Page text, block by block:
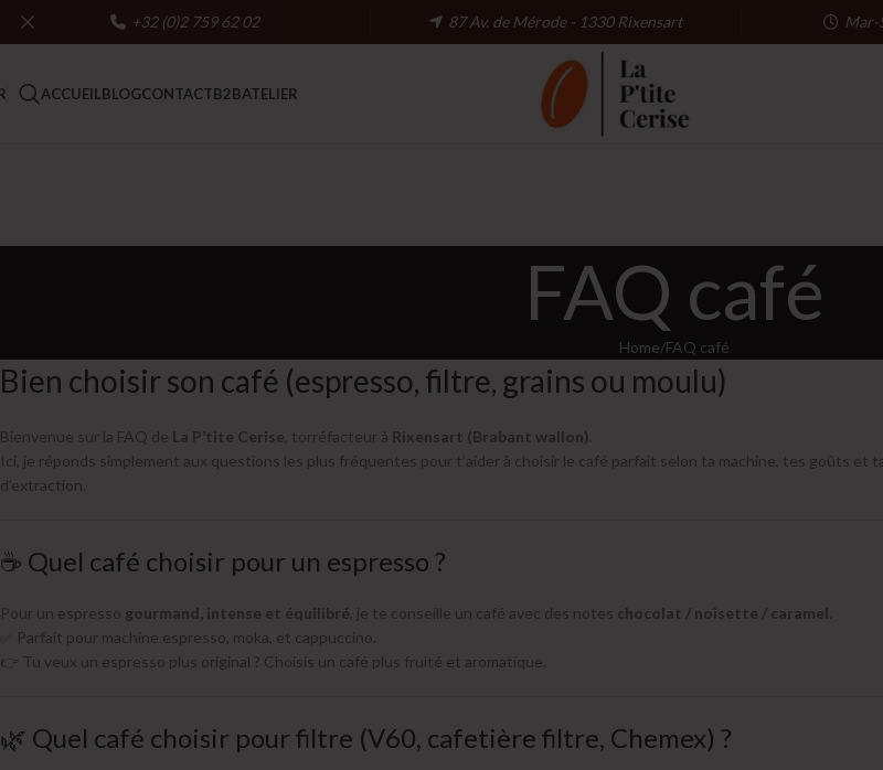
ACCUEIL BLOGCONTACTB2BATELIER
FAQ café
Home FAQ café
Bien choisir son café (espresso, filtre, grains ou moulu)
Bienvenue sur la FAQ de La P’tite Cerise , torréfacteur à Rixensart (Brabant wallon)
Ici, je réponds simplement aux questions les plus fréquentes pour t’aider à choisir le café parfait selon ta machine, tes goûts et
d’extraction.
☕ Quel café choisir pour un espresso ?
Pour un espresso gourmand, intense et équilibré , je te conseille un café avec des notes chocolat / noisette / caramel
✅ Parfait pour machine espresso, moka, et cappuccino.
👉 Tu veux un espresso plus original ? Choisis un café plus fruité et aromatique.
🌿 Quel café choisir pour filtre (V60, cafetière filtre, Chemex) ?
+32 (0)2 759 62 02 87 Av. de Mérode - 1330 Rixensart Mar-